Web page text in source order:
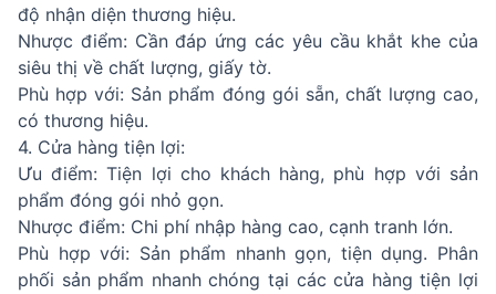
độ nhận diện thương hiệu.
Nhược điểm: Cần đáp ứng các yêu cầu khắt khe của
siêu thị về chất lượng, giấy tờ.
Phù hợp với: Sản phẩm đóng gói sẵn, chất lượng cao,
có thương hiệu.
4. Cửa hàng tiện lợi:
Ưu điểm: Tiện lợi cho khách hàng, phù hợp với sản
phẩm đóng gói nhỏ gọn.
Nhược điểm: Chi phí nhập hàng cao, cạnh tranh lớn.
Phù hợp với: Sản phẩm nhanh gọn, tiện dụng. Phân
phối sản phẩm nhanh chóng tại các cửa hàng tiện lợi